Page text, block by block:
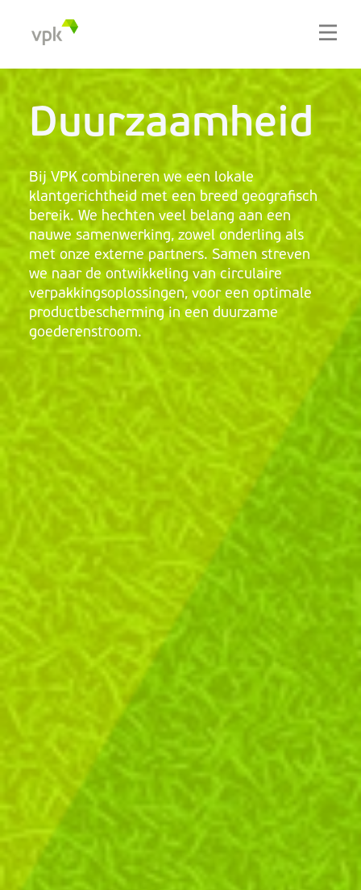
Duurzaamheid
Bij VPK combineren we een lokale
klantgerichtheid met een breed geografisch
bereik. We hechten veel belang aan een
nauwe samenwerking, zowel onderling als
met onze externe partners. Samen streven
we naar de ontwikkeling van circulaire
verpakkingsoplossingen, voor een optimale
productbescherming in een duurzame
goederenstroom.